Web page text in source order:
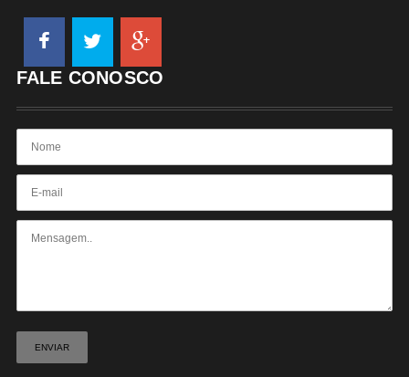
FALE CONOSCO